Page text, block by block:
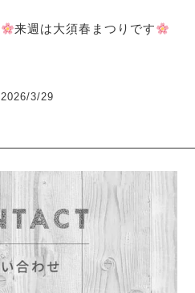
来週は大須春まつりです
2026/3/29